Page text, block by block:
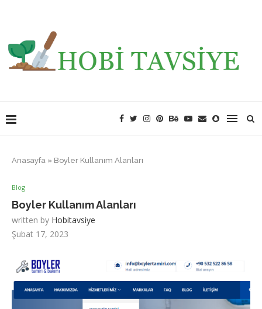
Anasayfa » Boyler Kullanım Alanları
Blog
Boyler Kullanım Alanları
written by Hobitavsiye
Şubat 17, 2023